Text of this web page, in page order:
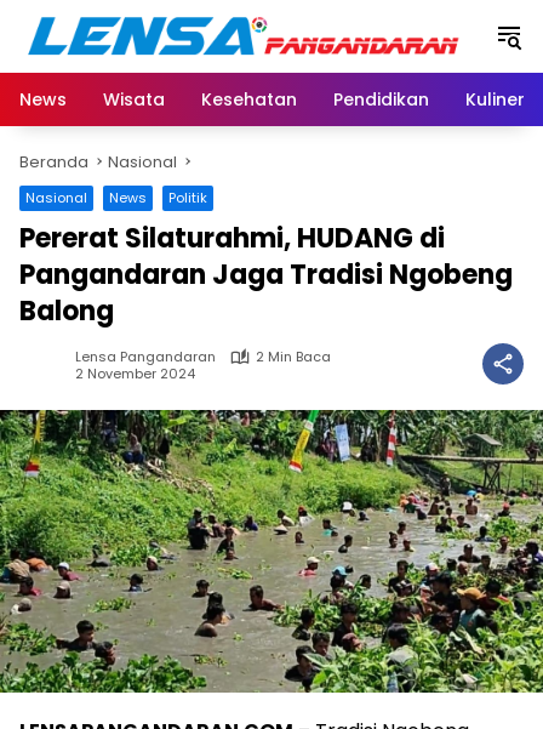
Langsung
konten
News
Wisata Kesehatan Pendidikan Kuliner
Beranda Nasional
Nasional News Politik
Pererat Silaturahmi, HUDANG di
Pangandaran Jaga Tradisi Ngobeng
Balong
Lensa Pangandaran
2 Min Baca
2 November 2024